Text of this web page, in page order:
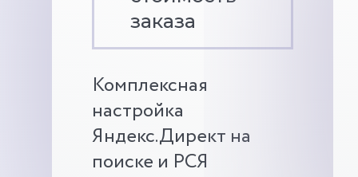
заказа
Комплексная
настройка
Яндекс.Директ на
поиске и РСЯ